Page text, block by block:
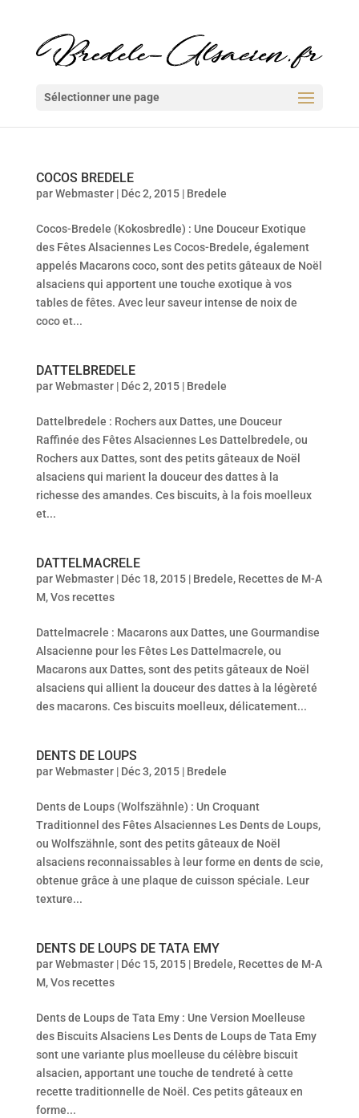
Sélectionner une page
COCOS BREDELE
parWebmaster| Déc 2, 2015| Bredele
Cocos-Bredele (Kokosbredle) : Une Douceur Exotique
des Fêtes Alsaciennes Les Cocos-Bredele, également
appelés Macarons coco, sont des petits gâteaux de Noël
alsaciens qui apportent une touche exotique à vos
tables de fêtes. Avec leur saveur intense de noix de
coco et...
DATTELBREDELE
parWebmaster| Déc 2, 2015| Bredele
Dattelbredele : Rochers aux Dattes, une Douceur
Raffinée des Fêtes Alsaciennes Les Dattelbredele, ou
Rochers aux Dattes, sont des petits gâteaux de Noël
alsaciens qui marient la douceur des dattes à la
richesse des amandes. Ces biscuits, à la fois moelleux
et...
DATTELMACRELE
parWebmaster| Déc 18, 2015| Bredele, Recettes de M-A
M,Vos recettes
Dattelmacrele : Macarons aux Dattes, une Gourmandise
Alsacienne pour les Fêtes Les Dattelmacrele, ou
Macarons aux Dattes, sont des petits gâteaux de Noël
alsaciens qui allient la douceur des dattes à la légèreté
des macarons. Ces biscuits moelleux, délicatement...
DENTS DE LOUPS
parWebmaster| Déc 3, 2015| Bredele
Dents de Loups (Wolfszähnle) : Un Croquant
Traditionnel des Fêtes Alsaciennes Les Dents de Loups,
ou Wolfszähnle, sont des petits gâteaux de Noël
alsaciens reconnaissables à leur forme en dents de scie,
obtenue grâce à une plaque de cuisson spéciale. Leur
texture...
DENTS DE LOUPS DE TATA EMY
parWebmaster| Déc 15, 2015| Bredele, Recettes de M-A
M,Vos recettes
Dents de Loups de Tata Emy : Une Version Moelleuse
des Biscuits Alsaciens Les Dents de Loups de Tata Emy
sont une variante plus moelleuse du célèbre biscuit
alsacien, apportant une touche de tendreté à cette
recette traditionnelle de Noël. Ces petits gâteaux en
forme...